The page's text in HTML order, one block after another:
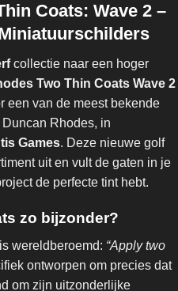
Coats: Wave 2 –
collectie naar een hoger
Two Thin Coats Wave 2
een van de meest bekende
Rhodes, in
Games. Deze nieuwe golf
uit en vult de gaten in je
de perfecte tint hebt.
zo bijzonder?
wereldberoemd: “Apply two
ontworpen om precies dat
om zijn uitzonderlijke